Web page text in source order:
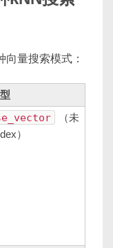
量搜索模式：
（未
）